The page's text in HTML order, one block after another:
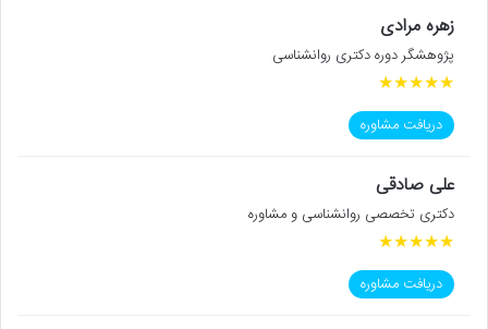
زهره مرادی
پژوهشگر دوره دکتری روانشناسی
★
★
★
★
★
دریافت مشاوره
علی صادقی
دکتری تخصصی روانشناسی و مشاوره
★
★
★
★
★
دریافت مشاوره